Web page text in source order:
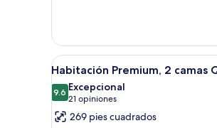
Deluxe,
cama
Queen
size
Abrir
todas
las
fotos
Una
4
Habitación Premium, 2 camas
9.69.6 de 10
Excepcional
21 opiniones
(21
opiniones)
269 pies cuadrados